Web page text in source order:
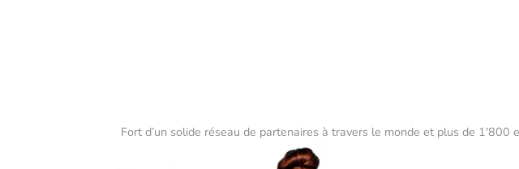
Fort d’un solide réseau de partenaires à travers le monde et plus de